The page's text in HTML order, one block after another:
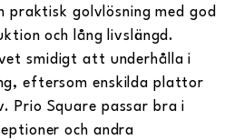
praktisk golvlösning med god
och lång livslängd.
smidigt att underhålla i
eftersom enskilda plattor
Prio Square passar bra i
och andra